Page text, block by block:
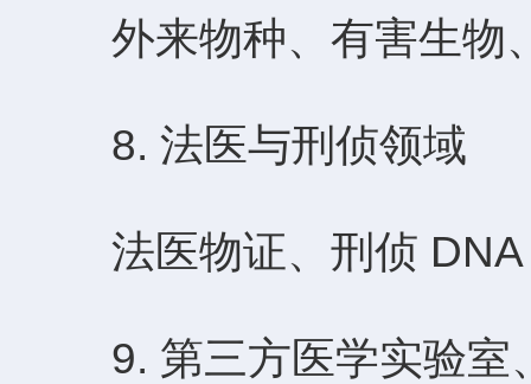
外来物种、有害生物
8. 法医与刑侦领域
法医物证、刑侦 DNA
9. 第三方医学实验室